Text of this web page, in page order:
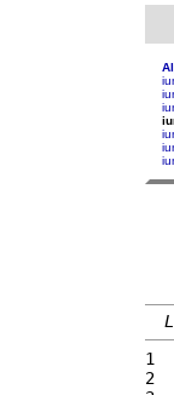
1
2